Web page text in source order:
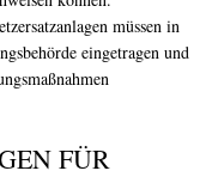
müssen in
eingetragen und
FÜR